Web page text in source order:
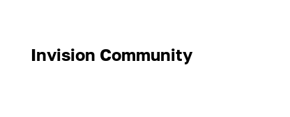
Invision Community